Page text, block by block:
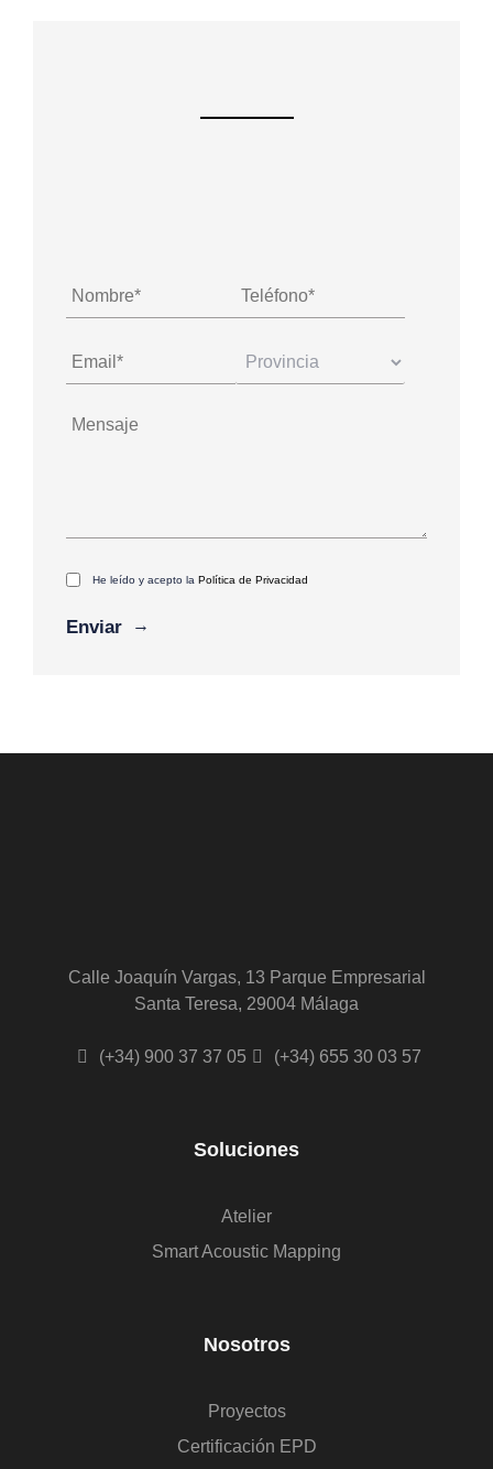
He leído y acepto la Política de Privacidad
Calle Joaquín Vargas, 13 Parque Empresarial
Santa Teresa, 29004 Málaga
(+34) 900 37 37 05 (+34) 655 30 03 57
Soluciones
Atelier
Smart Acoustic Mapping
Nosotros
Proyectos
Certificación EPD